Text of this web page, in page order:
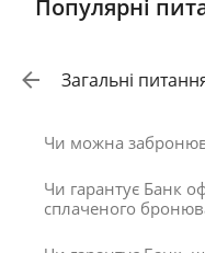
Популярні
Загальні
Чи можна
Чи гарантує Банк
сплаченого